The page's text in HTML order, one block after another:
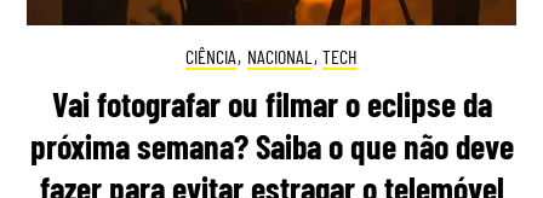
CIÊNCIA, NACIONAL , TECH
Vai fotografar ou filmar o eclipse da
próxima semana? Saiba o que não deve
fazer para evitar estragar o telemóvel